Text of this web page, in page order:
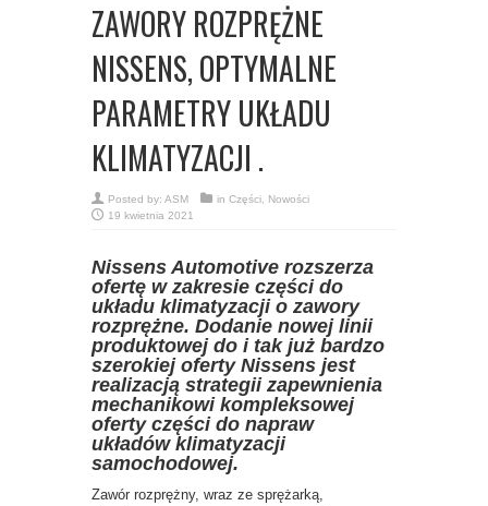
ZAWORY ROZPRĘŻNE
NISSENS, OPTYMALNE
PARAMETRY UKŁADU
KLIMATYZACJI .
Posted by: ASM in Części
Nowości
19 kwietnia 2021
Nissens Automotive rozszerza
ofertę w zakresie części do
układu klimatyzacji o zawory
rozprężne. Dodanie nowej linii
produktowej do i tak już bardzo
szerokiej oferty Nissens jest
realizacją strategii zapewnienia
mechanikowi kompleksowej
oferty części do napraw
układów klimatyzacji
samochodowej.
Zawór rozprężny, wraz ze sprężarką,